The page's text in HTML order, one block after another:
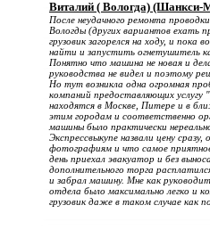
Виталий ( Вологда) (Шанкси-
После неудачного ремонта
Вологды (других вариантов ехать
грузовик загорелся на ходу, и пока
найти и запустить огнетушитель
Понятно что машина не новая и
руководства не видел и поэтому
Но тут возникла одна огромная
компаний предоставляющих услугу
находятся в Москве, Питере и в
этим городам и соответственно
машины было практически
Экспрессвыкупе назвали цену сразу,
фотографиям и что самое
день приехал эвакуатор и без
дополнительного торга
и забрал машину. Мне как
отдела было максимально легко и
грузовик даже в таком случае как